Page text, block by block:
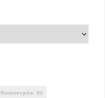
Bastelprojekte (6)